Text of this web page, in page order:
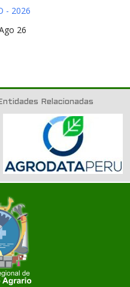
- 2026
26
Relacionadas